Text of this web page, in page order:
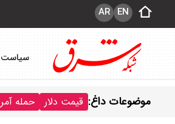
EN
AR
سیاست
موضوعات داغ: قیمت دلار حمله